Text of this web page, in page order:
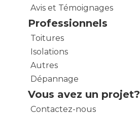
Avis et Témoignages
Professionnels
Toitures
Isolations
Autres
Dépannage
Vous avez un projet?
Contactez-nous